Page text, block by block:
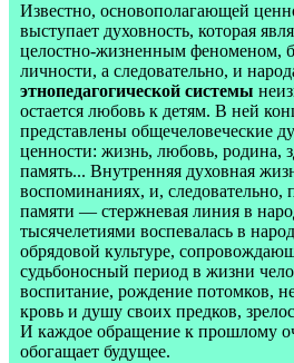
Известно, основополагающей
выступает духовность, которая
целостно-жизненным феноменом,
личности, а следовательно, и
этнопедагогической системы
остается любовь к детям. В ней
представлены общечеловеческие
ценности: жизнь, любовь, родина,
память... Внутренняя духовная
воспоминаниях, и, следовательно,
памяти — стержневая линия в
тысячелетиями воспевалась в
обрядовой культуре,
судьбоносный период в жизни
воспитание, рождение потомков,
кровь и душу своих предков,
И каждое обращение к прошлому
обогащает будущее.